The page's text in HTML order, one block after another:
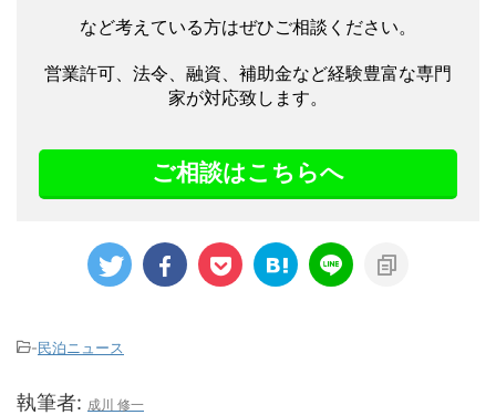
など考えている方はぜひご相談ください。
営業許可、法令、融資、補助金など経験豊富な専門
家が対応致します。
ご相談はこちらへ
-民泊ニュース
執筆者: 成川 修一